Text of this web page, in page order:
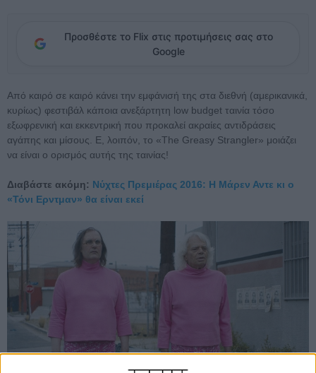
Προσθέστε το Flix στις προτιμήσεις σας στο
Google
Από καιρό σε καιρό κάνει την εμφάνισή της στα διεθνή (αμερικανικά,
κυρίως) φεστιβάλ κάποια ανεξάρτητη low budget ταινία τόσο
εξωφρενική και εκκεντρική που προκαλεί ακραίες αντιδράσεις
αγάπης και μίσους. Ε, λοιπόν, το «The Greasy Strangler» μοιάζει
να είναι ο ορισμός αυτής της ταινίας!
Διαβάστε ακόμη: Νύχτες Πρεμιέρας 2016: Η Μάρεν Αντε κι ο
«Τόνι Ερντμαν» θα είναι εκεί